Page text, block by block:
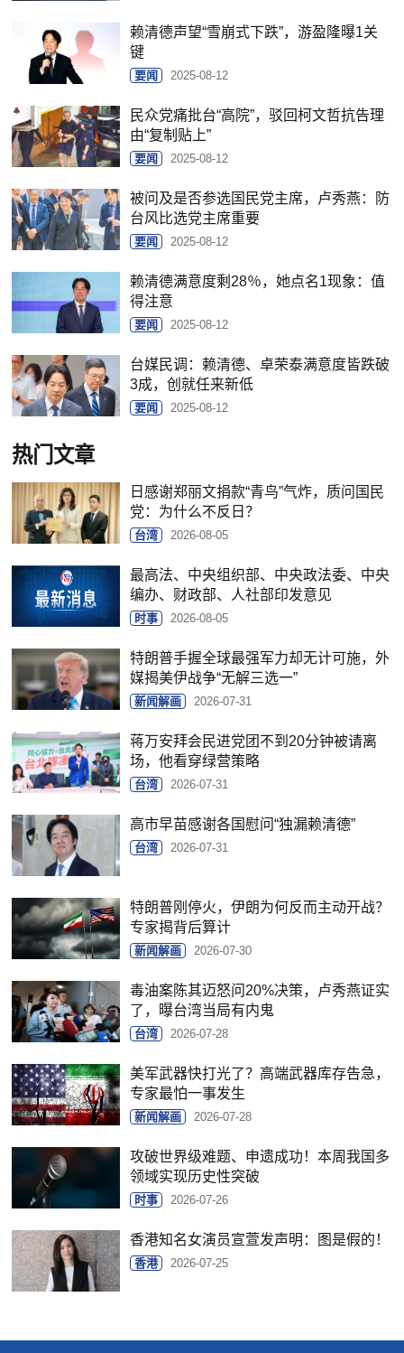
赖清德声望“雪崩式下跌”，游盈隆曝1关
键
要闻 2025-08-12
民众党痛批台“高院”，驳回柯文哲抗告理
由“复制贴上”
要闻 2025-08-12
被问及是否参选国民党主席，卢秀燕：防
台风比选党主席重要
要闻 2025-08-12
赖清德满意度剩28％，她点名1现象：值
得注意
要闻 2025-08-12
台媒民调：赖清德、卓荣泰满意度皆跌破
3成，创就任来新低
要闻 2025-08-12
热门文章
日感谢郑丽文捐款“青鸟”气炸，质问国民
党：为什么不反日？
台湾 2026-08-05
最高法、中央组织部、中央政法委、中央
编办、财政部、人社部印发意见
时事 2026-08-05
特朗普手握全球最强军力却无计可施，外
媒揭美伊战争“无解三选一”
新闻解画 2026-07-31
蒋万安拜会民进党团不到20分钟被请离
场，他看穿绿营策略
台湾 2026-07-31
高市早苗感谢各国慰问“独漏赖清德”
台湾 2026-07-31
特朗普刚停火，伊朗为何反而主动开战？
专家揭背后算计
新闻解画 2026-07-30
毒油案陈其迈怒问20%决策，卢秀燕证实
了，曝台湾当局有内鬼
台湾 2026-07-28
美军武器快打光了？高端武器库存告急，
专家最怕一事发生
新闻解画 2026-07-28
攻破世界级难题、申遗成功！本周我国多
领域实现历史性突破
时事 2026-07-26
香港知名女演员宣萱发声明：图是假的！
香港 2026-07-25